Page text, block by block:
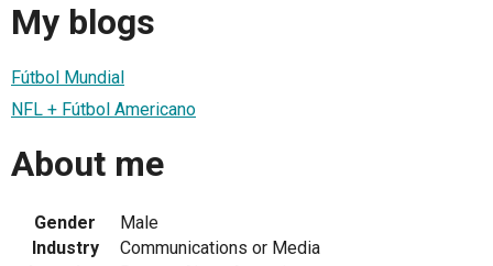
My blogs
Fútbol Mundial
NFL + Fútbol Americano
About me
Gender
Male
Industry
Communications or Media